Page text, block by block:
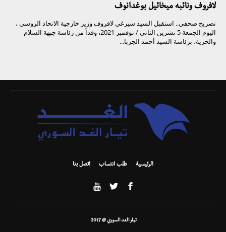
لافروف ونائبه ميخائيل بوغدانوف
تصريح صحفي.. استقبل السيد سيرغي لافروف وزير خارجية الاتحاد الروسي ،
اليوم الجمعة 5 تشرين الثاني / نوفمبر 2021، وفداً من رئاسة جبهة السلام
والحرية، برئاسة السيد أحمد الجربا...
الرئيسية طلب انتساب اتصل بنا
تيار الغد السوري @ 2017